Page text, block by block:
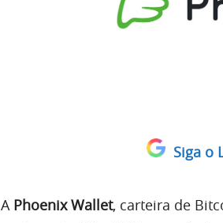
Siga o
A Phoenix Wallet, carteira de